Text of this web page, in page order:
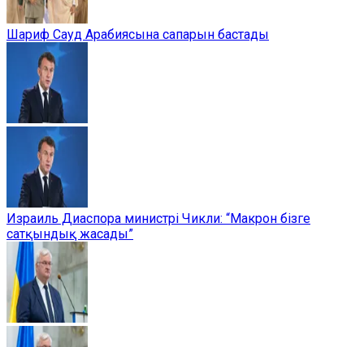
Шариф Сауд Арабиясына сапарын бастады
Израиль Диаспора министрі Чикли: “Макрон бізге
сатқындық жасады”